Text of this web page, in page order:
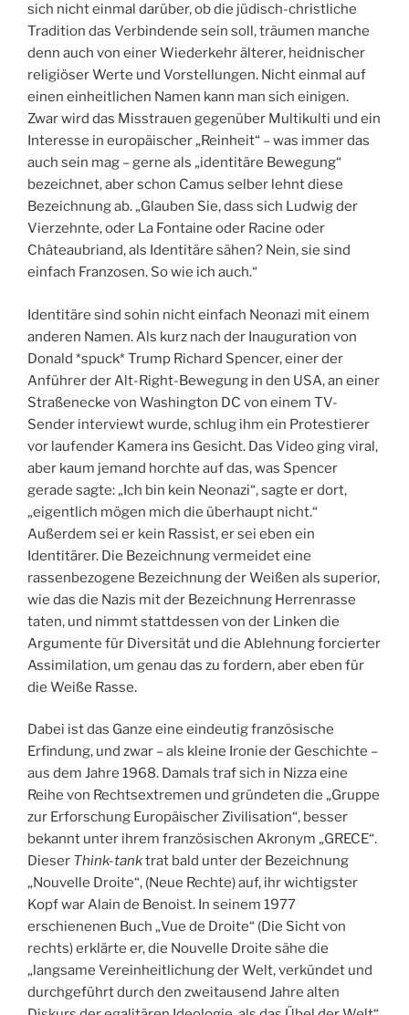
sich nicht einmal darüber, ob die jüdisch-christliche
Tradition das Verbindende sein soll, träumen manche
denn auch von einer Wiederkehr älterer, heidnischer
religiöser Werte und Vorstellungen. Nicht einmal auf
einen einheitlichen Namen kann man sich einigen.
Zwar wird das Misstrauen gegenüber Multikulti und ein
Interesse in europäischer „Reinheit“ – was immer das
auch sein mag – gerne als „identitäre Bewegung“
bezeichnet, aber schon Camus selber lehnt diese
Bezeichnung ab. „Glauben Sie, dass sich Ludwig der
Vierzehnte, oder La Fontaine oder Racine oder
Châteaubriand, als Identitäre sähen? Nein, sie sind
einfach Franzosen. So wie ich auch.“
Identitäre sind sohin nicht einfach Neonazi mit einem
anderen Namen. Als kurz nach der Inauguration von
Donald *spuck* Trump Richard Spencer, einer der
Anführer der Alt-Right-Bewegung in den USA, an einer
Straßenecke von Washington DC von einem TV-
Sender interviewt wurde, schlug ihm ein Protestierer
vor laufender Kamera ins Gesicht. Das Video ging viral,
aber kaum jemand horchte auf das, was Spencer
gerade sagte: „Ich bin kein Neonazi“, sagte er dort,
„eigentlich mögen mich die überhaupt nicht.“
Außerdem sei er kein Rassist, er sei eben ein
Identitärer. Die Bezeichnung vermeidet eine
rassenbezogene Bezeichnung der Weißen als superior,
wie das die Nazis mit der Bezeichnung Herrenrasse
taten, und nimmt stattdessen von der Linken die
Argumente für Diversität und die Ablehnung forcierter
Assimilation, um genau das zu fordern, aber eben für
die Weiße Rasse.
Dabei ist das Ganze eine eindeutig französische
Erfindung, und zwar – als kleine Ironie der Geschichte –
aus dem Jahre 1968. Damals traf sich in Nizza eine
Reihe von Rechtsextremen und gründeten die „Gruppe
zur Erforschung Europäischer Zivilisation“, besser
bekannt unter ihrem französischen Akronym „GRECE“.
Dieser Think-tanktrat bald unter der Bezeichnung
„Nouvelle Droite“, (Neue Rechte) auf, ihr wichtigster
Kopf war Alain de Benoist. In seinem 1977
erschienenen Buch „Vue de Droite“ (Die Sicht von
rechts) erklärte er, die Nouvelle Droite sähe die
„langsame Vereinheitlichung der Welt, verkündet und
durchgeführt durch den zweitausend Jahre alten